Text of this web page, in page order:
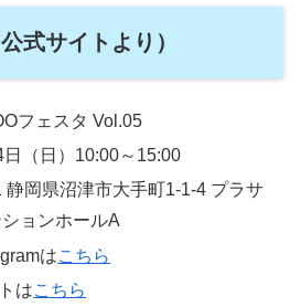
式サイトより）
フェスタ Vol.05
（日）10:00～15:00
岡県沼津市大手町1-1-4 プラサ
ョンホールA
はこちら
はこちら